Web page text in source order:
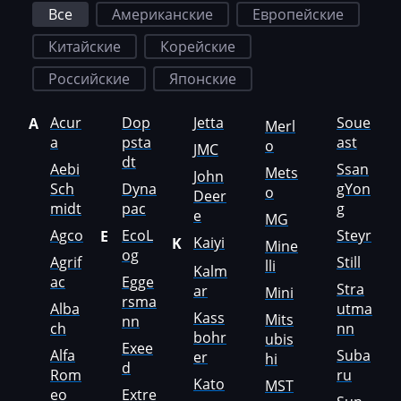
Neoplan
NewHolland
Nissan
Opel
Oting
Otokar
Pellenc
Perkins
Peterbilt
Peugeot
Ploeger
Все Американские
Европейские
Китайские
Корейские
Российские
Японские
A Acur
a
Aebi
Sch
midt
Agco
Agrif
ac
Alba
ch
Alfa
Rom
eo
Dop
psta
dt
Dyna
pac
E
EcoL
og
Egge
rsma
nn
Exee
d
Extre
Jetta
JMC
John
Deer
e
K
Kaiyi
Kalm
ar
Kass
bohr
er
Kato
Merl
o
Mets
o
MG
Mine
lli
Mini
Mits
ubis
hi
MST
Soue
ast
Ssan
gYon
g
Steyr
Still
Stra
utma
nn
Suba
ru